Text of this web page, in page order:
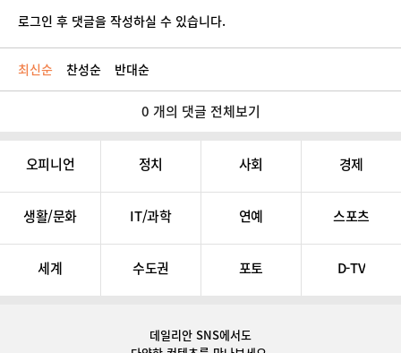
로그인 후 댓글을 작성하실 수 있습니다.
최신순 찬성순 반대순
0 개의 댓글 전체보기
오피니언 정치 사회 경제
생활/문화 IT/과학 연예 스포츠
세계 수도권 포토 D-TV
데일리안 SNS에서도